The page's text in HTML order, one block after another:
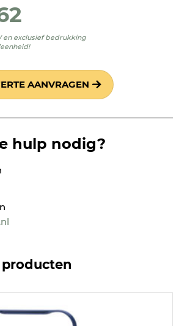
en exclusief bedrukking
AANVRAGEN
hulp nodig?